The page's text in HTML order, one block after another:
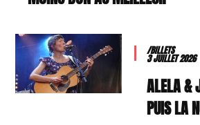
/BILLETS
3 JUILLET 2026
ALELA &
PUIS LA